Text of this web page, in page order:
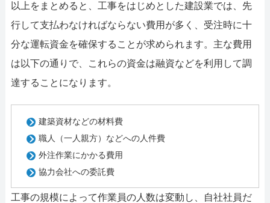
以上をまとめると、工事をはじめとした建設業では、先
行して支払わなければならない費用が多く、受注時に十
分な運転資金を確保することが求められます。主な費用
は以下の通りで、これらの資金は融資などを利用して調
達することになります。
建築資材などの材料費
職人（一人親方）などへの人件費
外注作業にかかる費用
協力会社への委託費
工事の規模によって作業員の人数は変動し、自社社員だ